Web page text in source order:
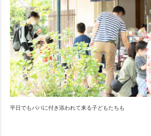
平日でもパパに付き添われて来る子どもたちも